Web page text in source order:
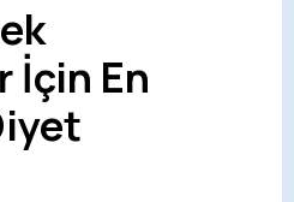
İçin En